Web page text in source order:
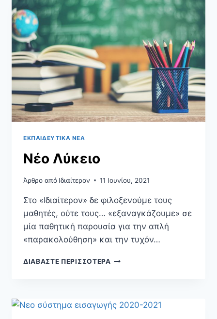
ΕΚΠΑΙΔΕΥΤΙΚΆ ΝΈΑ
Νέο Λύκειο
Άρθρο από Ιδιαίτερον 11 Ιουνίου, 2021
Στο «Ιδιαίτερον» δε φιλοξενούμε τους
μαθητές, ούτε τους… «εξαναγκάζουμε» σε
μία παθητική παρουσία για την απλή
«παρακολούθηση» και την τυχόν…
ΔΙΑΒΆΣΤΕ ΠΕΡΙΣΣΌΤΕΡΑ